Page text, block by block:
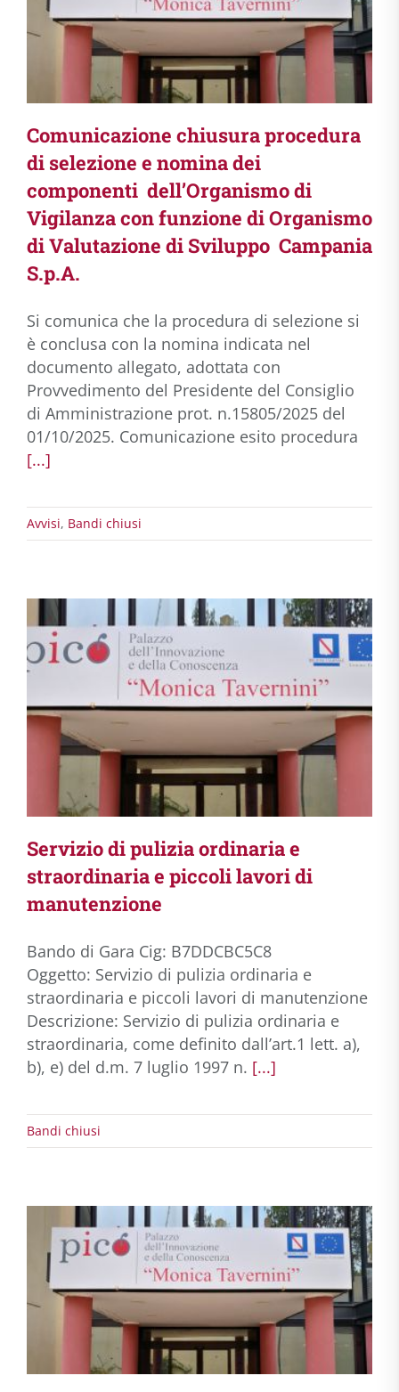
Comunicazione chiusura procedura
di selezione e nomina dei
componenti dell’Organismo di
Vigilanza con funzione di Organismo
di Valutazione di Sviluppo Campania
S.p.A.
Si comunica che la procedura di selezione si
è conclusa con la nomina indicata nel
documento allegato, adottata con
Provvedimento del Presidente del Consiglio
di Amministrazione prot. n.15805/2025 del
01/10/2025. Comunicazione esito procedura
[...]
Avvisi, Bandi chiusi
Servizio di pulizia ordinaria e
straordinaria e piccoli lavori di
manutenzione
Bando di Gara Cig: B7DDCBC5C8
Oggetto: Servizio di pulizia ordinaria e
straordinaria e piccoli lavori di manutenzione
Descrizione: Servizio di pulizia ordinaria e
straordinaria, come definito dall’art.1 lett. a),
b), e) del d.m. 7 luglio 1997 n. [...]
Bandi chiusi